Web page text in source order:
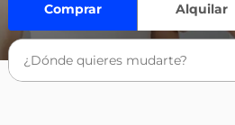
Comprar Alquilar